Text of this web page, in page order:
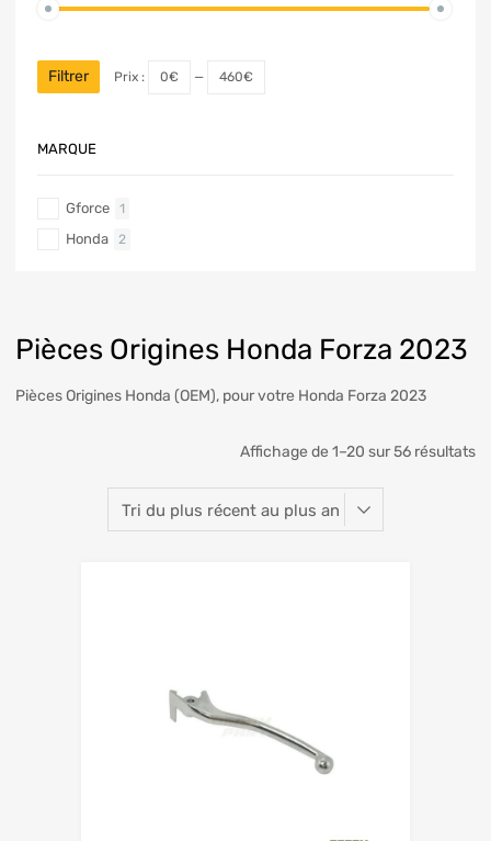
Pièces Origines Honda Forza 2023
Pièces Origines Honda (OEM), pour votre Honda Forza 2023
Affichage de 1–20 sur 56 résultats
Filtrer Prix : 0€ — 460€
MARQUE
Gforce 1
Honda 2